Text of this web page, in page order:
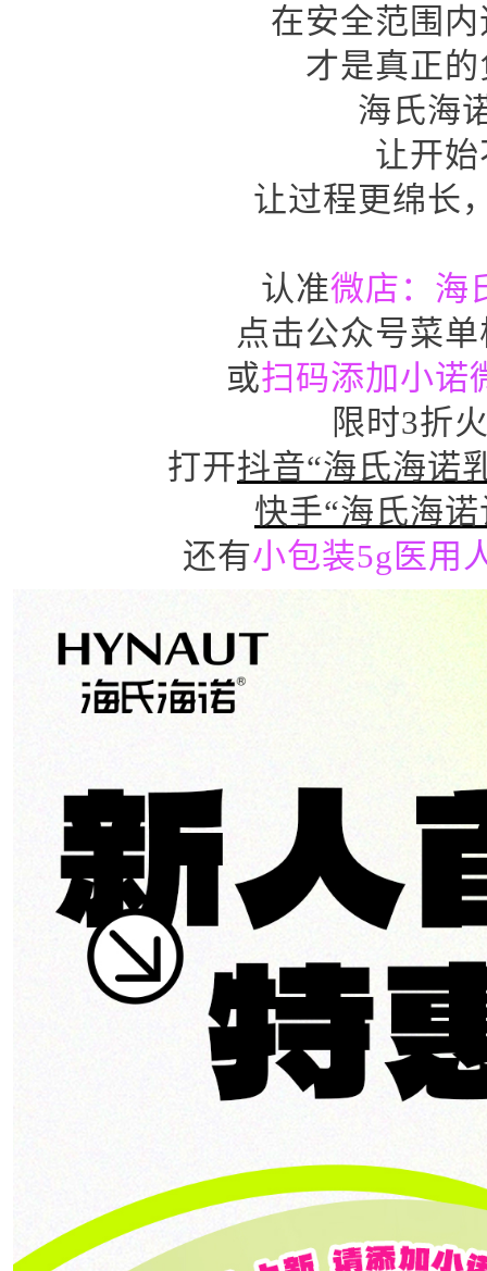
在安全范围
才是真正
海氏海
让开
让过程更绵长
认准微店：海
点击公众号菜
或扫码添加小诺
限时3折
打开抖音“海氏海诺
快手“海氏海
还有小包装5g医用